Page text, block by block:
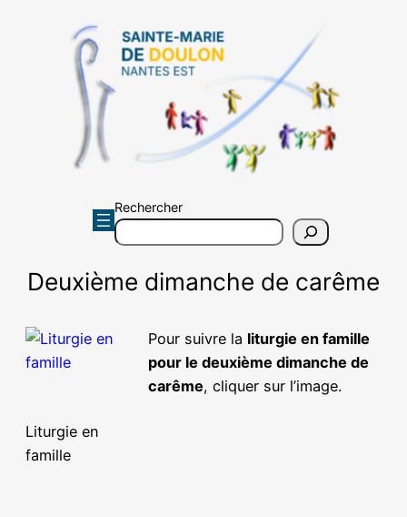
Rechercher
Deuxième dimanche de carême
Liturgie en
famille
Pour suivre la liturgie en famille
pour le deuxième dimanche de
carême, cliquer sur l’image.